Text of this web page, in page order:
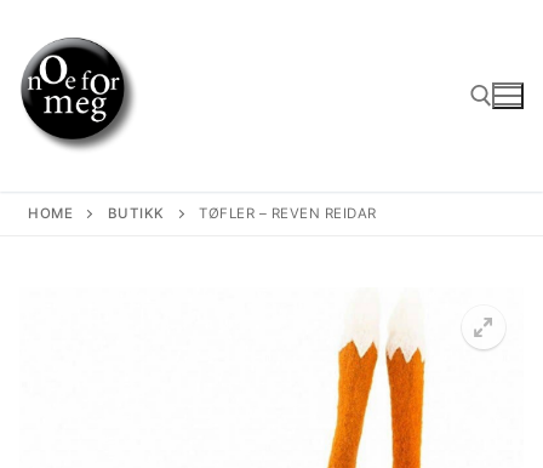
content
HOME BUTIKK TØFLER – REVEN REIDAR